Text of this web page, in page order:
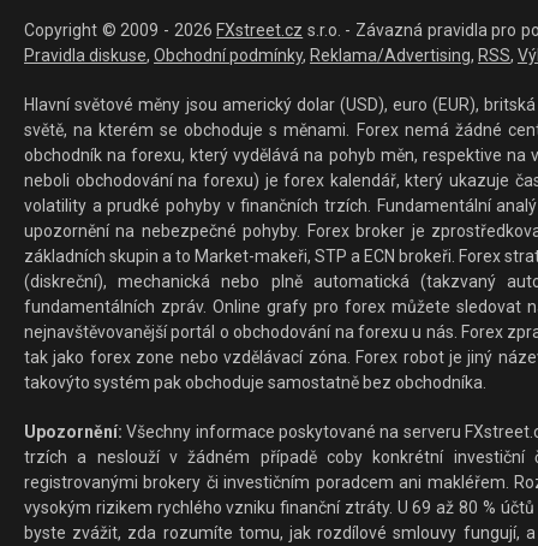
Copyright © 2009 - 2026 FXstreet.cz s.r.o. - Závazná pravidla pro
Pravidla diskuse, Obchodní podmínky, Reklama/Advertising, RSS,
Hlavní světové měny jsou americký dolar (USD), euro (EUR),
světě, na kterém se obchoduje s měnami. Forex nemá žádné
obchodník na forexu, který vydělává na pohyb měn, respektive
neboli obchodování na forexu) je forex kalendář, který ukazuje
volatility a prudké pohyby v finančních trzích. Fundamentální
upozornění na nebezpečné pohyby. Forex broker je
základních skupin a to Market-makeři, STP a ECN brokeři. Forex
(diskreční), mechanická nebo plně automatická (takzvaný
fundamentálních zpráv. Online grafy pro forex můžete sledovat
nejnavštěvovanější portál o obchodování na forexu u nás. Forex
tak jako forex zone nebo vzdělávací zóna. Forex robot je jiný
takovýto systém pak obchoduje samostatně bez obchodníka.
Upozornění: Všechny informace poskytované na serveru
trzích a neslouží v žádném případě coby konkrétní investiční
registrovanými brokery či investičním poradcem ani makléřem.
vysokým rizikem rychlého vzniku finanční ztráty. U 69 až 80 %
byste zvážit, zda rozumíte tomu, jak rozdílové smlouvy fungují,